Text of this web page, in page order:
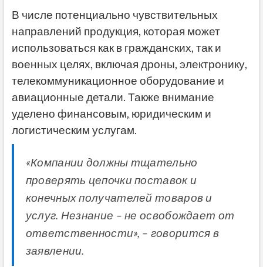
В числе потенциально чувствительных
направлений продукция, которая может
использоваться как в гражданских, так и
военных целях, включая дроны, электронику,
телекоммуникационное оборудование и
авиационные детали. Также внимание
уделено финансовым, юридическим и
логистическим услугам.
«Компании должны тщательно
проверять цепочки поставок и
конечных получателей товаров и
услуг. Незнание – не освобождает от
ответственности», – говорится в
заявлении.